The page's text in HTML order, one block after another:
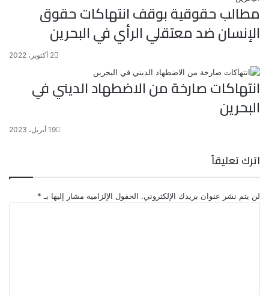
مطالب حقوقية بوقف انتهاكات حقوق
الإنسان ضد معتقلي الرأي في البحرين
2 أكتوبر، 2022
انتهاكات صارخة من الاضطهاد الديني في
البحرين
19 أبريل، 2023
اترك تعليقاً
لن يتم نشر عنوان بريدك الإلكتروني. الحقول الإلزامية مشار إليها بـ *